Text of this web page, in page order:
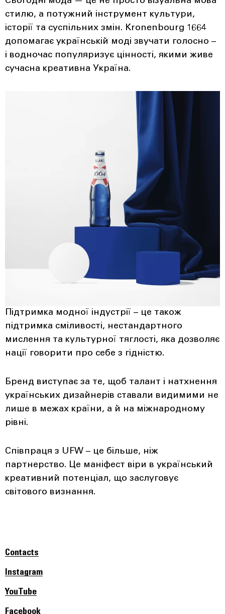
стилю, а потужний інструмент культури,
історії та суспільних змін. Kronenbourg 1664
допомагає українській моді звучати голосно –
і водночас популяризує цінності, якими живе
сучасна креативна Україна.
Підтримка модної індустрії – це також
підтримка сміливості, нестандартного
мислення та культурної тяглості, яка дозволяє
нації говорити про себе з гідністю.
Бренд виступає за те, щоб талант і натхнення
українських дизайнерів ставали видимими не
лише в межах країни, а й на міжнародному
рівні.
Співпраця з UFW – це більше, ніж
партнерство. Це маніфест віри в український
креативний потенціал, що заслуговує
світового визнання.
Contacts
Instagram
YouTube
Facebook